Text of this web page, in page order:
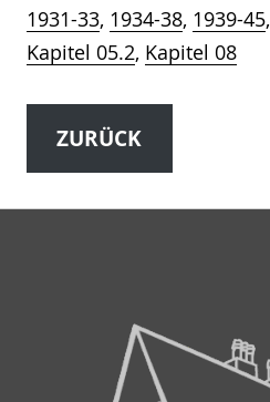
1931-33, 1934-38, 1939-45,
Kapitel 05.2, Kapitel 08
ZURÜCK